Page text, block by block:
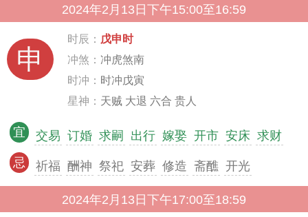
2024年2月13日下午15:00至16:59
申
时辰： 戊申时
冲煞： 冲虎煞南
时冲： 时冲戊寅
星神： 天贼 大退 六合 贵人
宜 交易 订婚 求嗣 出行 嫁娶 开市 安床 求财
忌 祈福 酬神 祭祀 安葬 修造 斋醮 开光
2024年2月13日下午17:00至18:59